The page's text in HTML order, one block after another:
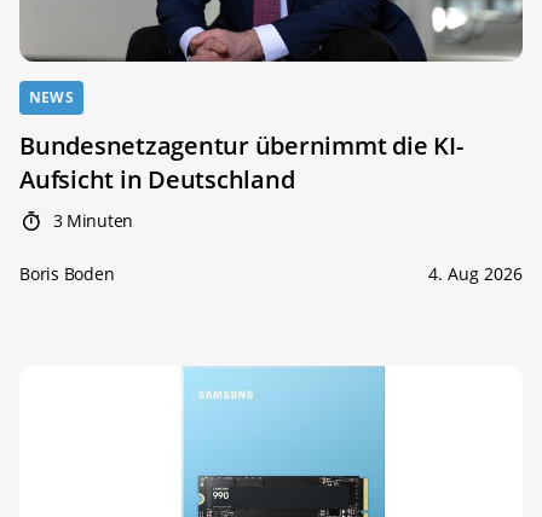
NEWS
Bundesnetzagentur übernimmt die KI-
Aufsicht in Deutschland
3 Minuten
Boris Boden 4. Aug 2026